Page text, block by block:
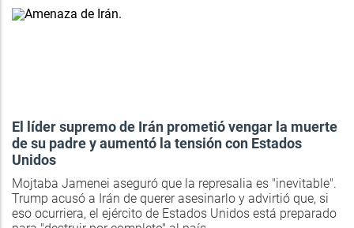
El líder supremo de Irán prometió vengar la muerte
de su padre y aumentó la tensión con Estados
Unidos
Mojtaba Jamenei aseguró que la represalia es "inevitable".
Trump acusó a Irán de querer asesinarlo y advirtió que, si
eso ocurriera, el ejército de Estados Unidos está preparado